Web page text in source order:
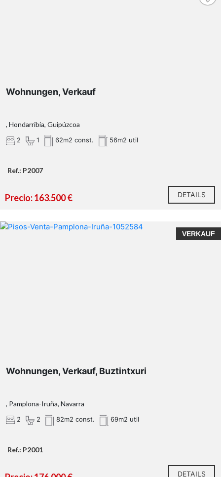
Wohnungen, Verkauf
, Hondarribia, Guipúzcoa
2 1 62m2 const. 56m2 util
Ref.: P2007
Precio: 163.500 € DETAILS
VERKAUF
Wohnungen, Verkauf, Buztintxuri
, Pamplona-Iruña, Navarra
2 2 82m2 const. 69m2 util
Ref.: P2001
DETAILS